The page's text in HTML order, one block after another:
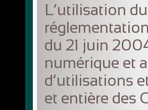
L’utilisation
du 21 juin
numérique et
d’utilisations
et entière des